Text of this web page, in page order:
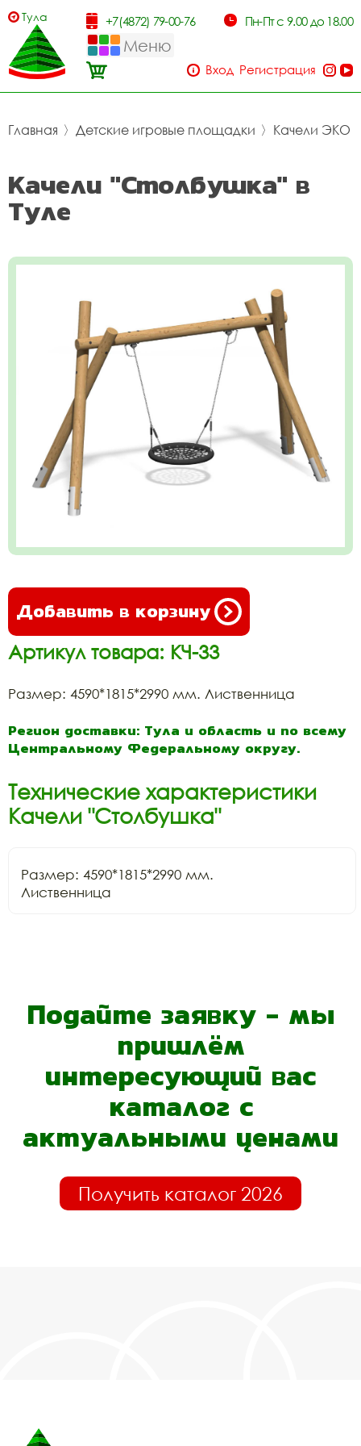
Тула +7(4872) 79-00-76 Пн-Пт с 9.00 до 18.00
Меню
Вход Регистрация
Главная 〉 Детские игровые площадки 〉 Качели ЭКО
Качели "Столбушка" в
Туле
Добавить в корзину
Артикул товара: КЧ-33
Размер: 4590*1815*2990 мм. Лиственница
Регион доставки: Тула и область и по всему
Центральному Федеральному округу.
Технические характеристики
Качели "Столбушка"
Размер: 4590*1815*2990 мм.
Лиственница
Подайте заявку - мы
пришлём
интересующий вас
каталог с
актуальными ценами
Получить каталог 2026